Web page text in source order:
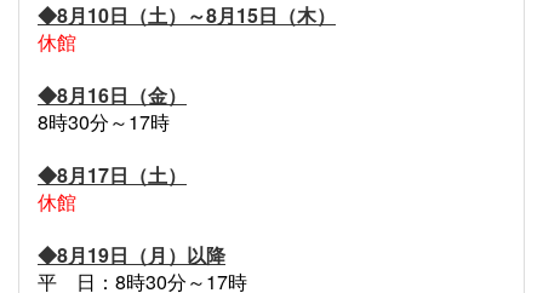
◆8月10日（土）～8月15日（木）
休館
◆8月16日（金）
8時30分～17時
◆8月17日（土）
休館
◆8月19日（月）以降
平 日：8時30分～17時